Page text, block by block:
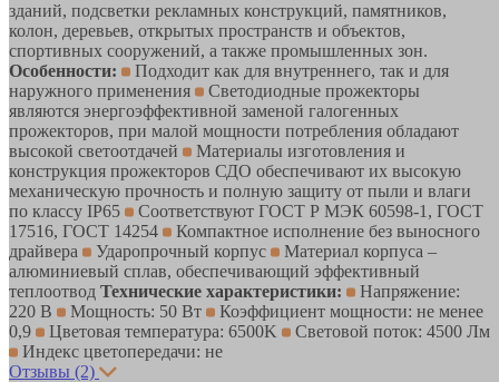
зданий, подсветки рекламных конструкций, памятников,
колон, деревьев, открытых пространств и объектов,
спортивных сооружений, а также промышленных зон.
Особенности:
Подходит как для внутреннего, так и для
наружного применения
Светодиодные прожекторы
являются энергоэффективной заменой галогенных
прожекторов, при малой мощности потребления обладают
высокой светоотдачей
Материалы изготовления и
конструкция прожекторов СДО обеспечивают их высокую
механическую прочность и полную защиту от пыли и влаги
по классу IP65
Соответствуют ГОСТ Р МЭК 60598-1, ГОСТ
17516, ГОСТ 14254
Компактное исполнение без выносного
драйвера
Ударопрочный корпус
Материал корпуса –
алюминиевый сплав, обеспечивающий эффективный
теплоотвод Технические характеристики:
Напряжение:
220 В
Мощность: 50 Вт
Коэффициент мощности: не менее
0,9
Цветовая температура: 6500K
Световой поток: 4500 Лм
Индекс цветопередачи: не
Отзывы (2)